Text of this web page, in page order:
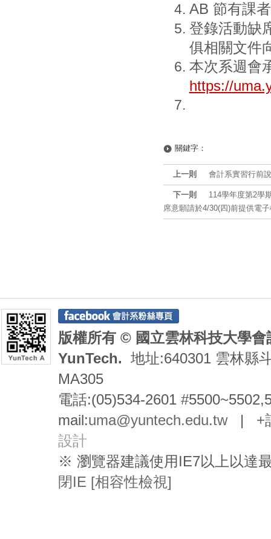
AB 節有課
登錄活動缺
俱相關文件
本次系週會
https://
關鍵字：
上一則 會計系實習行前
下一則
114學年度第2學
席意願請於4/30(四)前提供電
版權所有 © 國立雲林科技大學
YunTech. 地址:640301 雲林縣
MA305
電話:(05)534-2601
mail:uma@yuntech.edu.tw| +
設計
※ 瀏覽器建議使用IE7以上以達
閉IE [相容性檢視]